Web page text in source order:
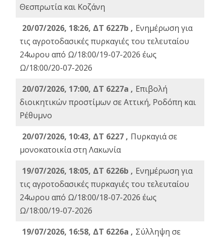
Θεσπρωτία και Κοζάνη
20/07/2026, 18:26, ΔΤ 6227b , Ενημέρωση για
τις αγροτοδασικές πυρκαγιές του τελευταίου
24ωρου από Ω/18:00/19-07-2026 έως
Ω/18:00/20-07-2026
20/07/2026, 17:00, ΔΤ 6227a , Επιβολή
διοικητικών προστίμων σε Αττική, Ροδόπη και
Ρέθυμνο
20/07/2026, 10:43, ΔΤ 6227 , Πυρκαγιά σε
μονοκατοικία στη Λακωνία
19/07/2026, 18:05, ΔΤ 6226b , Ενημέρωση για
τις αγροτοδασικές πυρκαγιές του τελευταίου
24ωρου από Ω/18:00/18-07-2026 έως
Ω/18:00/19-07-2026
19/07/2026, 16:58, ΔΤ 6226a , Σύλληψη σε